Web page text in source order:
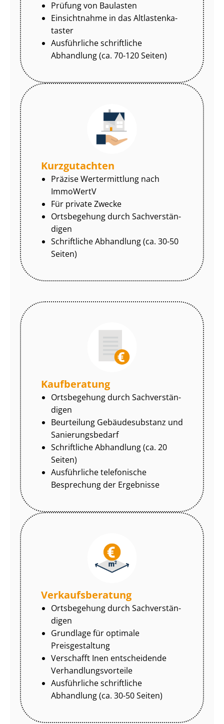
Prüfung von Baulasten
Einsichtnahme in das Alt­las­ten­ka­
tas­ter
Ausführliche schriftliche
Abhandlung (ca. 70-120 Seiten)
Kurzgutachten
Präzise Wertermittlung nach
ImmoWertV
Für private Zwecke
Ortsbegehung durch Sach­ver­stän­
di­gen
Schriftliche Abhandlung (ca. 30-50
Seiten)
Kaufberatung
Ortsbegehung durch Sach­ver­stän­
di­gen
Beurteilung Gebäudesubstanz und
Sa­nie­rungs­be­darf
Schriftliche Abhandlung (ca. 20
Seiten)
Ausführliche telefonische
Besprechung der Ergebnisse
Ver­kaufs­be­ra­tung
Ortsbegehung durch Sach­ver­stän­
di­gen
Grundlage für optimale
Preisgestaltung
Verschafft Inen entscheidende
Ver­hand­lungs­vor­tei­le
Ausführliche schriftliche
Abhandlung (ca. 30-50 Seiten)